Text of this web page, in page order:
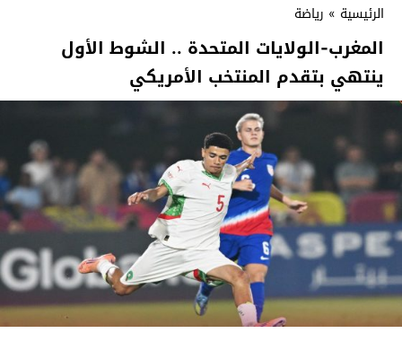
الرئيسية » رياضة
المغرب-الولايات المتحدة .. الشوط الأول
ينتهي بتقدم المنتخب الأمريكي